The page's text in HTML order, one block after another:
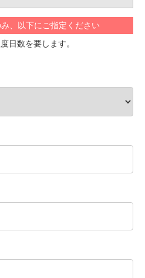
、以下にご指定ください
日数を要します。